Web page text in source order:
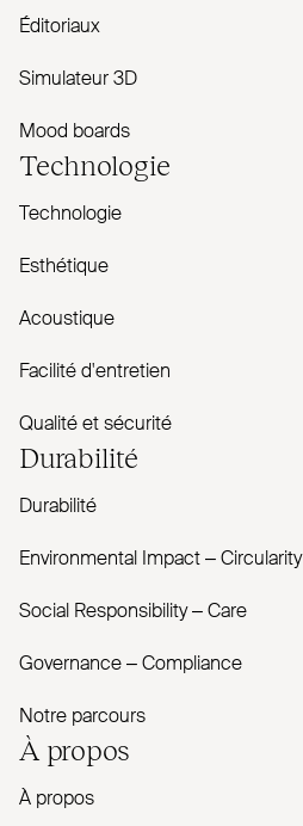
Éditoriaux
Simulateur 3D
Mood boards
Technologie
Technologie
Esthétique
Acoustique
Facilité d'entretien
Qualité et sécurité
Durabilité
Durabilité
Envi­ronmental Impact – Cir­cularity
Social Responsibility – Care
Governance – Com­pliance
Notre parcours
À propos
À propos